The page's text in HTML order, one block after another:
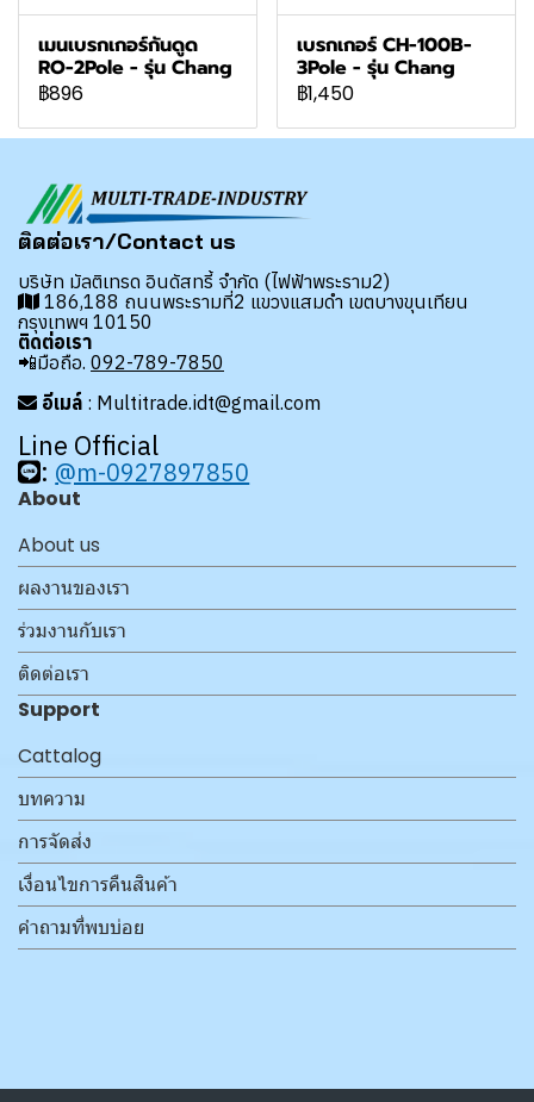
เมนเบรกเกอร์กันดูด
RO-2Pole - รุ่น Chang
฿896
เบรกเกอร์ CH-100B-
3Pole - รุ่น Chang
฿1,450
ติดต่อเรา/Contact us
บริษัท มัลติเทรด อินดัสทรี้ จำกัด (ไฟฟ้าพระราม2)
186,188 ถนนพระรามที่2 แขวงแสมดำ เขตบางขุนเทียน
กรุงเทพฯ 10150
ติดต่อเรา
📲มือถือ. 092-789-7850
อีเมล์ : Multitrade.idt@gmail.com
Line Official
: @m-0927897850
About
About us
ผลงานของเรา
ร่วมงานกับเรา
ติดต่อเรา
Support
Cattalog
บทความ
การจัดส่ง
เงื่อนไขการคืนสินค้า
คำถามที่พบบ่อย